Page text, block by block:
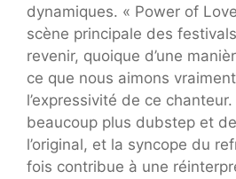
dynamiques. « Power of
scène principale des
revenir, quoique d’une
ce que nous aimons
l’expressivité de ce
beaucoup plus dubstep et
l’original, et la syncope du
fois contribue à une